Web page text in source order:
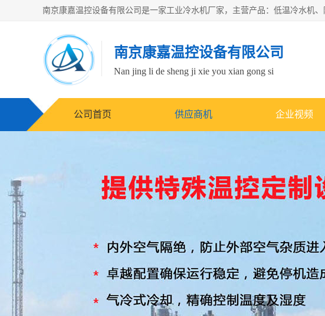
南京康嘉温控设备有限公司
Nan jing li de sheng ji xie you xian gong si
公司首页 供应商机 企业视频